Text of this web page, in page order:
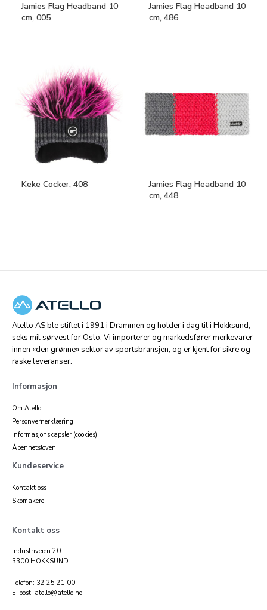
Jamies Flag Headband 10
cm, 005
Jamies Flag Headband 10
cm, 486
Keke Cocker, 408
Jamies Flag Headband 10
cm, 448
Atello AS ble stiftet i 1991 i Drammen og holder i dag til i Hokksund,
seks mil sørvest for Oslo. Vi importerer og markedsfører merkevarer
innen «den grønne» sektor av sportsbransjen, og er kjent for sikre og
raske leveranser.
Informasjon
Om Atello
Personvernerklæring
Informasjonskapsler (cookies)
Åpenhetsloven
Kundeservice
Kontakt oss
Skomakere
Kontakt oss
Industriveien 20
3300 HOKKSUND
Telefon: 32 25 21 00
E-post: atello@atello.no